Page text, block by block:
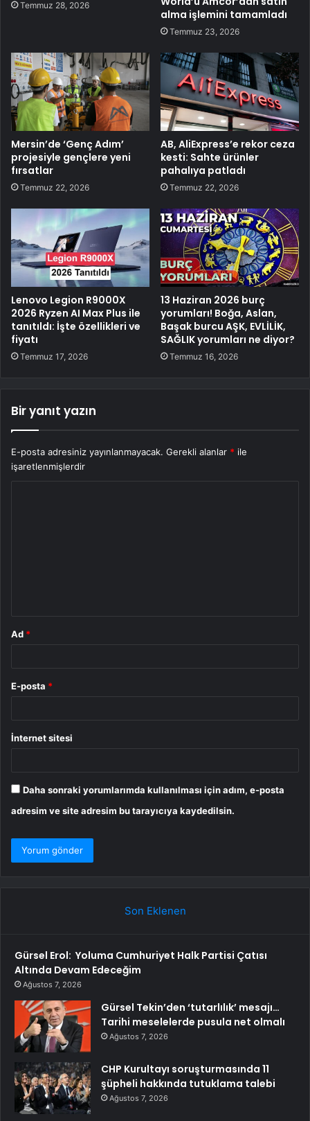
Temmuz 28, 2026
alma işlemini tamamladı
Temmuz 23, 2026
Mersin’de ‘Genç Adım’
projesiyle gençlere yeni
fırsatlar
Temmuz 22, 2026
AB, AliExpress’e rekor ceza
kesti: Sahte ürünler
pahalıya patladı
Temmuz 22, 2026
Lenovo Legion R9000X
2026 Ryzen AI Max Plus ile
tanıtıldı: İşte özellikleri ve
fiyatı
Temmuz 17, 2026
13 Haziran 2026 burç
yorumları! Boğa, Aslan,
Başak burcu AŞK, EVLİLİK,
SAĞLIK yorumları ne diyor?
Temmuz 16, 2026
Bir yanıt yazın
E-posta adresiniz yayınlanmayacak. Gerekli alanlar * ile
işaretlenmişlerdir
Ad *
E-posta *
İnternet sitesi
Daha sonraki yorumlarımda kullanılması için adım, e-posta
adresim ve site adresim bu tarayıcıya kaydedilsin.
Son Eklenen
Gürsel Erol: Yoluma Cumhuriyet Halk Partisi Çatısı
Altında Devam Edeceğim
Ağustos 7, 2026
Gürsel Tekin’den ‘tutarlılık’ mesajı…
Tarihi meselelerde pusula net olmalı
Ağustos 7, 2026
CHP Kurultayı soruşturmasında 11
şüpheli hakkında tutuklama talebi
Ağustos 7, 2026